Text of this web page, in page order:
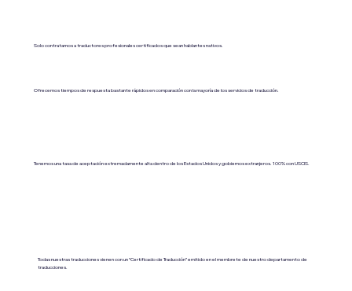
Solo contratamos a traductores profesionales certificados que sean hablantes nativos.
Ofrecemos tiempos de respuesta bastante rápidos en comparación con la mayoría de los servicios de traducción.
Tenemos una tasa de aceptación extremadamente alta dentro de los Estados Unidos y gobiernos extranjeros. 100% con USCIS.
Todas nuestras traducciones vienen con un “Certificado de Traducción” emitido en el membrete de nuestro departamento de
traducciones.